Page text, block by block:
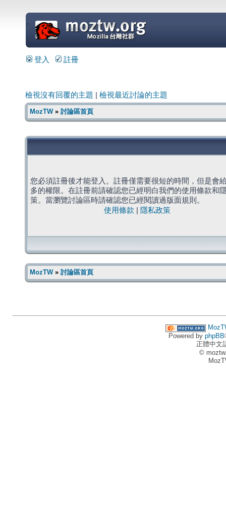
=
登入 註冊
檢視沒有回覆的主題 檢視最近討論的主題
MozTW» 討論區首頁
您必須註冊後才能登入。註冊僅需要很短的時間，但是會
多的權限。在註冊前請確認您已經明白我們的使用條款和
策。當瀏覽討論區時請確認您已經閱讀過版面規則。
使用條款
隱私政策
MozTW» 討論區首頁
Powered by phpBB
正體中文
©